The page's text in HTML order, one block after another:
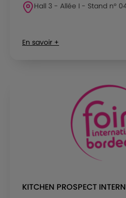
Hall 3 - Allée I - Stand n°
En savoir +
KITCHEN PROSPECT